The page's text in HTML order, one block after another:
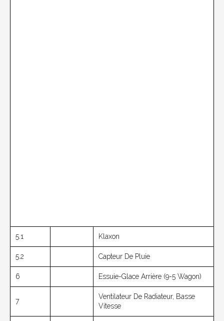
5.1 Klaxon
5.2 Capteur De Pluie
6 Essuie-Glace Arrière (9-5 Wagon)
7
Ventilateur De Radiateur, Basse
Vitesse